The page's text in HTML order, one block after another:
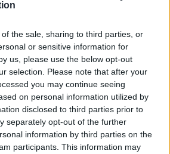
the sale, sharing to third parties, or
or sensitive information for
us, please use the below opt-out
selection. Please note that after your
you may continue seeing
on personal information utilized by
disclosed to third parties prior to
separately opt-out of the further
information by third parties on the
participants. This information may